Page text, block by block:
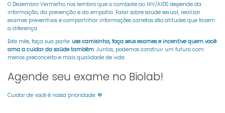
O Dezembro Vermelho nos lembra que o combate ao HIV/AIDS depende da
informação, da prevenção e da empatia. Falar sobre saúde sexual, realizar
exames preventivos e compartilhar informações corretas são atitudes que fazem
a diferença.
Este mês, faça sua parte: use camisinha, faça seus exames e incentive quem você
ama a cuidar da saúde também. Juntos, podemos construir um futuro com
menos preconceito e mais qualidade de vida.
Agende seu exame no Biolab!
Cuidar de você é nossa prioridade. 💙